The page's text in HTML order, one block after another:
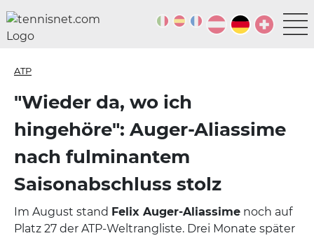
ATP
"Wieder da, wo ich
hingehöre": Auger-Aliassime
nach fulminantem
Saisonabschluss stolz
Im August stand Felix Auger-Aliassime noch auf
Platz 27 der ATP-Weltrangliste. Drei Monate später